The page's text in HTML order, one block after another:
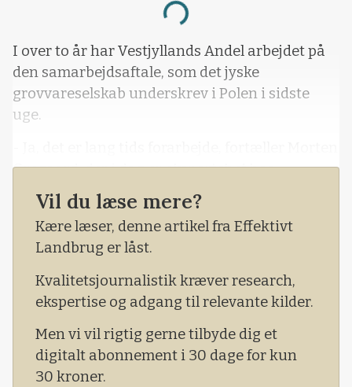
Loading...
I over to år har Vestjyllands Andel arbejdet på
den samarbejdsaftale, som det jyske
grovvareselskab underskrev i Polen i sidste
uge.
Gregaard, der i dag er eksportchef hos
Vestjyllands Andel (VA), men er tidligere
medejer af foderfirmaet Danvit, der startede i
2010.
danske ambassade i Polen og udtrykte
interesse for at finde et samarbejde med en
polsk virksomhed.
Vil du læse mere?
Kære læser, denne artikel fra Effektivt
Landbrug er låst.
Kvalitetsjournalistik kræver research,
ekspertise og adgang til relevante kilder.
Men vi vil rigtig gerne tilbyde dig et
digitalt abonnement i 30 dage for kun
30 kroner.